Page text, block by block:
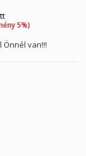
5%)
van!!!